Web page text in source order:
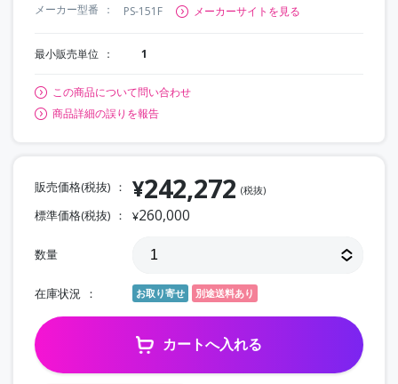
メーカー型番
PS-151F メーカーサイトを見る
最小販売単位 1
この商品について問い合わせ
商品詳細の誤りを報告
販売価格(税抜) ¥242,272 (税抜)
標準価格(税抜) ¥260,000
数量
在庫状況 お取り寄せ 別途送料あり
カートへ入れる